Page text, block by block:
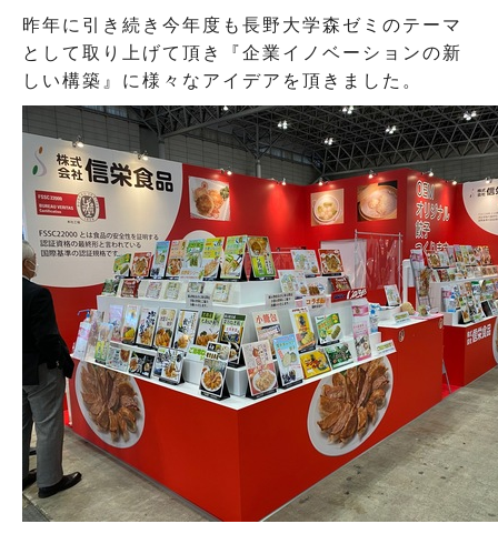
昨年に引き続き今年度も長野大学森ゼミのテーマ
として取り上げて頂き『企業イノベーションの新
しい構築』に様々なアイデアを頂きました。